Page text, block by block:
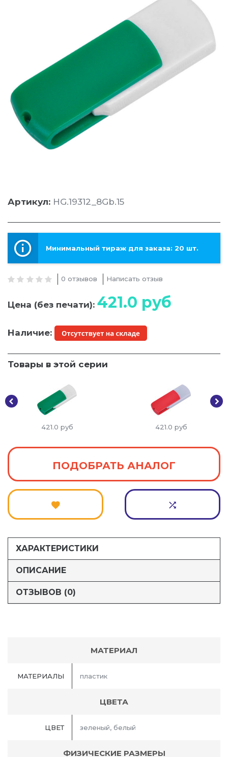
Артикул: HG.19312_8Gb.15
Минимальный тираж для заказа: 20 шт.
0 отзывов Написать отзыв
Цена (без печати): 421.0 руб
Наличие:
Товары в этой серии
421.0 руб 421.0 руб
ПОДОБРАТЬ АНАЛОГ
ХАРАКТЕРИСТИКИ
ОПИСАНИЕ
ОТЗЫВОВ (0)
МАТЕРИАЛ
МАТЕРИАЛЫ пластик
ЦВЕТА
ЦВЕТ зеленый, белый
ФИЗИЧЕСКИЕ РАЗМЕРЫ